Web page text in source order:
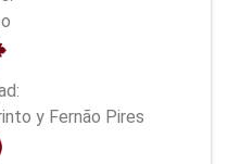
y Fernão Pires